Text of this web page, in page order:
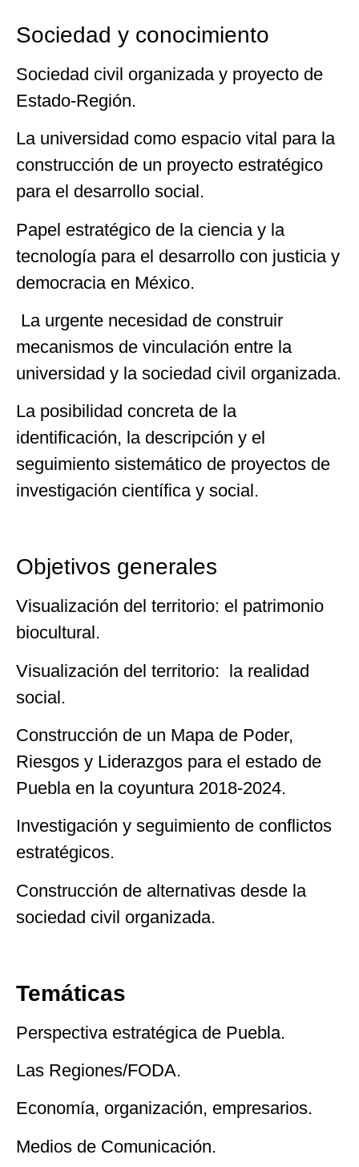
Sociedad y conocimiento
Sociedad civil organizada y proyecto de
Estado-Región.
La universidad como espacio vital para la
construcción de un proyecto estratégico
para el desarrollo social.
Papel estratégico de la ciencia y la
tecnología para el desarrollo con justicia y
democracia en México.
La urgente necesidad de construir
mecanismos de vinculación entre la
universidad y la sociedad civil organizada.
La posibilidad concreta de la
identificación, la descripción y el
seguimiento sistemático de proyectos de
investigación científica y social.
Objetivos generales
Visualización del territorio: el patrimonio
biocultural.
Visualización del territorio: la realidad
social.
Construcción de un Mapa de Poder,
Riesgos y Liderazgos para el estado de
Puebla en la coyuntura 2018-2024.
Investigación y seguimiento de conflictos
estratégicos.
Construcción de alternativas desde la
sociedad civil organizada.
Temáticas
Perspectiva estratégica de Puebla.
Las Regiones/FODA.
Economía, organización, empresarios.
Medios de Comunicación.